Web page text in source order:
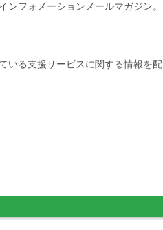
フォメーションメールマガジン。
いる支援サービスに関する情報を配